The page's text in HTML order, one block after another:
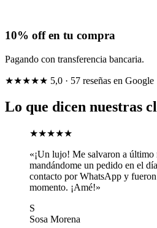
10% off en tu compra
Pagando con transferencia bancaria.
★★★★★ 5,0 · 57 reseñas en Google
Lo que dicen nuestras
★★★★★
«¡Un lujo! Me salvaron a último
mandándome un pedido en el
contacto por WhatsApp y
momento. ¡Amé!»
S
Sosa Morena